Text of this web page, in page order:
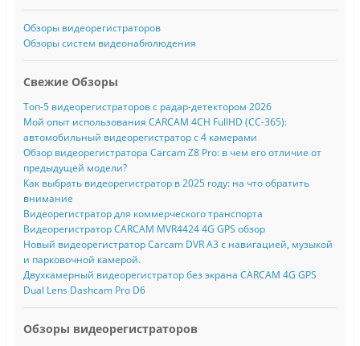
Обзоры видеорегистраторов
Обзоры систем видеонабюлюдения
Свежие Обзоры
Топ-5 видеорегистраторов с радар-детектором 2026
Мой опыт использования CARCAM 4CH FullHD (CC-365):
автомобильный видеорегистратор с 4 камерами
Обзор видеорегистратора Carcam Z8 Pro: в чем его отличие от
предыдущей модели?
Как выбрать видеорегистратор в 2025 году: на что обратить
внимание
Видеорегистратор для коммерческого транспорта
Видеорегистратор CARCAM MVR4424 4G GPS обзор
Новый видеорегистратор Carcam DVR A3 с навигацией, музыкой
и парковочной камерой.
Двухкамерный видеорегистратор без экрана CARCAM 4G GPS
Dual Lens Dashcam Pro D6
Обзоры видеорегистраторов